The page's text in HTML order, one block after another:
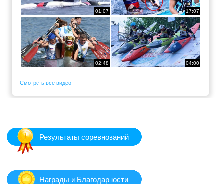
01:07 17:07
02:48 04:00
Смотреть все видео
Результаты соревнований
Награды и Благодарности